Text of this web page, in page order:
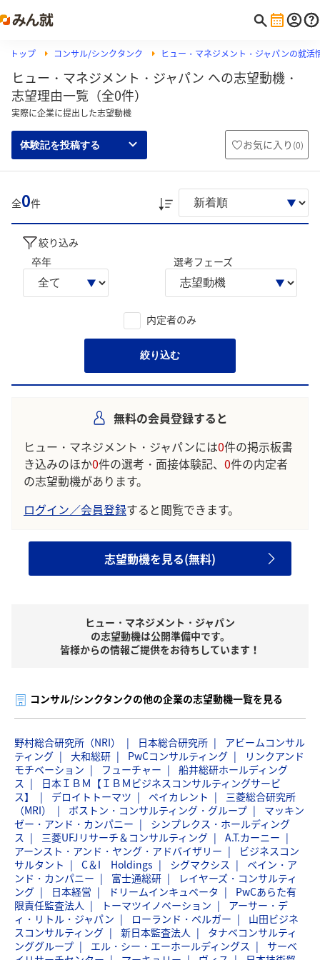
トップ コンサル/シンクタンク ヒュー・マネジメント・ジャパンの就活
ヒュー・マネジメント・ジャパン への志望動機・
志望理由一覧（全0件）
実際に企業に提出した志望動機
体験記を投稿する お気に入り (0)
全0件
絞り込み
卒年
選考フェーズ
内定者のみ
絞り込む
無料の会員登録すると
ヒュー・マネジメント・ジャパンには0件の掲示板書
き込みのほか0件の選考・面接体験記、 0件の内定者
の志望動機があります。
ログイン／会員登録すると閲覧できます。
志望動機を見る(無料)
ヒュー・マネジメント・ジャパン
の志望動機は公開準備中です。
皆様からの情報ご提供をお待ちしています！
コンサル/シンクタンクの他の企業の志望動機一覧を見る
野村総合研究所（NRI） 日本総合研究所
アビームコンサル
ティング
大和総研 PwCコンサルティング
リンクアンド
モチベーション
フューチャー
船井総研ホールディング
ス
日本ＩＢＭ【ＩＢＭビジネスコンサルティングサービ
ス】
デロイトトーマツ ベイカレント
三菱総合研究所
（MRI）
ボストン・コンサルティング・グループ
マッキン
ゼー・アンド・カンパニー
シンプレクス・ホールディング
ス
三菱UFJリサーチ＆コンサルティング
A.T.カーニー
アーンスト・アンド・ヤング・アドバイザリー
ビジネスコン
サルタント
C＆I Holdings シグマクシス
ベイン・ア
ンド・カンパニー
富士通総研
レイヤーズ・コンサルティ
ング
日本経営 ドリームインキュベータ
PwCあらた有
限責任監査法人
トーマツイノベーション
アーサー・デ
ィ・リトル・ジャパン
ローランド・ベルガー
山田ビジネ
スコンサルティング
新日本監査法人
タナベコンサルティ
ンググループ
エル・シー・エーホールディングス
サーベ